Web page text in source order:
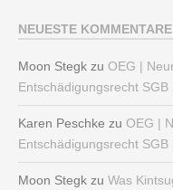
NEUESTE KOMMENTARE
Moon Stegk zu OEG |
Entschädigungsrecht SGB
Karen Peschke zu OEG |
Entschädigungsrecht SGB
Moon Stegk zu Was